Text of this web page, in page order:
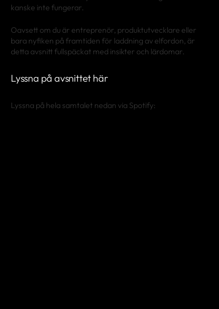
kanske inte fungerar.
Oavsett om du är entreprenör, produktutvecklare eller
bara nyfiken på framtiden för laddning av elfordon, är
detta avsnitt fullspäckat med insikter och lärdomar.
Lyssna på avsnittet här
Lyssna på hela samtalet nedan via Spotify: